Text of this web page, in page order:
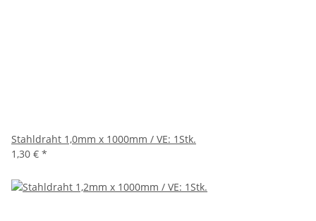
Stahldraht 1,0mm x 1000mm / VE: 1Stk.
1,30 € *